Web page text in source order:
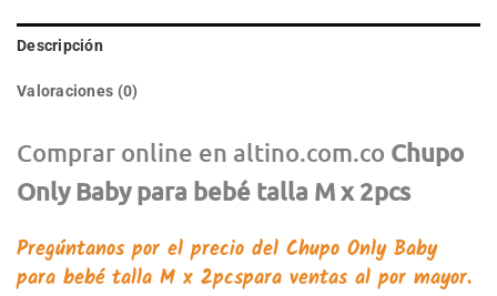
Descripción
Valoraciones (0)
Comprar online en altino.com.co Chupo
Only Baby para bebé talla M x 2pcs
Pregúntanos por el precio del Chupo Only Baby
para bebé talla M x 2pcspara ventas al por mayor.